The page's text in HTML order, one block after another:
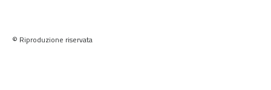
© Riproduzione riservata